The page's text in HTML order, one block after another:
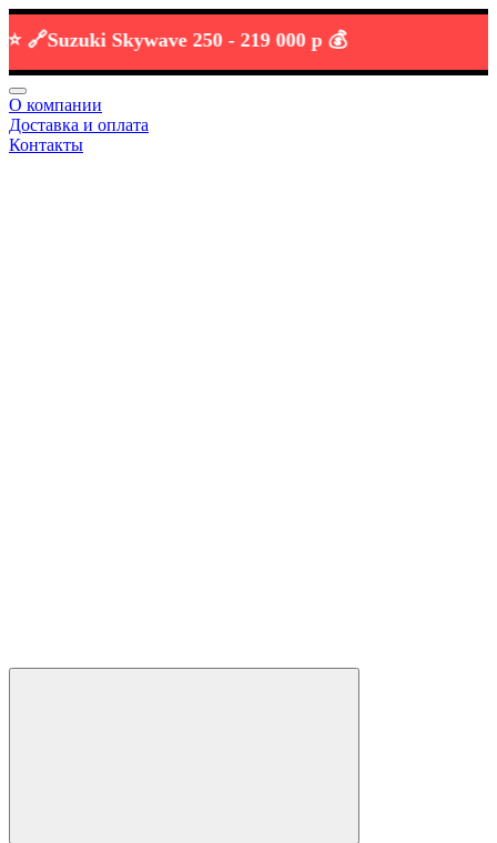
Suzuki Skywave 250 -219 000 р 💰
О компании
Доставка и оплата
Контакты